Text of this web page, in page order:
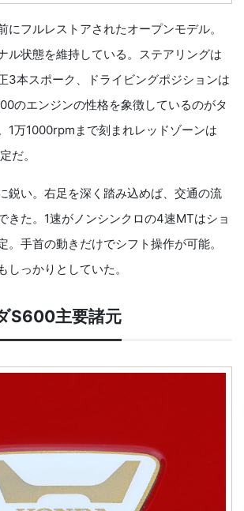
フルレストアされたオープンモデル。
ル状態を維持している。ステアリングは
3本スポーク、ドライビングポジションは
のエンジンの性格を象徴しているのがタ
1万1000rpmまで刻まれレッドゾーンは
だ。
鋭い。右足を深く踏み込めば、交通の流
きた。1速がノンシンクロの4速MTはショ
。手首の動きだけでシフト操作が可能。
しっかりとしていた。
S600主要諸元